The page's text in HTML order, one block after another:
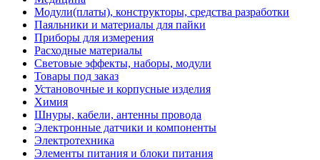
Модули(платы), конструкторы, средства разработки
Паяльники и материалы для пайки
Приборы для измерения
Расходные материалы
Световые эффекты, наборы, модули
Товары под заказ
Установочные и корпусные изделия
Химия
Шнуры, кабели, антенны провода
Электронные датчики и компоненты
Электротехника
Элементы питания и блоки питания